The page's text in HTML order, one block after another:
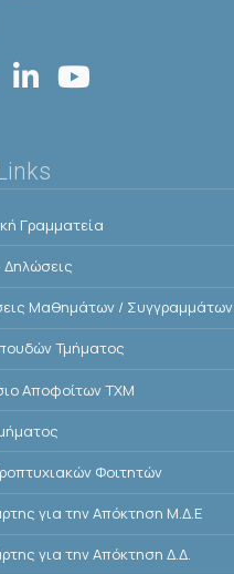
Γραμματεία
Δηλώσεις
Μαθημάτων / Συγγραμμάτων
Τμήματος
Αποφοίτων ΤΧΜ
Φοιτητών
για την Απόκτηση Μ.Δ.Ε
για την Απόκτηση Δ.Δ.